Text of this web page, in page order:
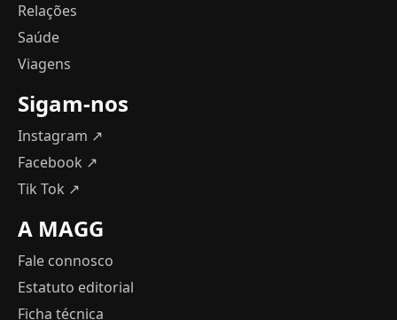
Relações
Saúde
Viagens
Sigam-nos
Instagram ↗
Facebook ↗
Tik Tok ↗
A MAGG
Fale connosco
Estatuto editorial
Ficha técnica